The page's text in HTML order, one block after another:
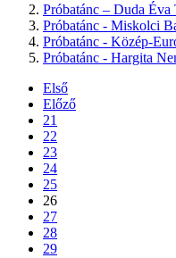
Próbatánc – Duda Éva
Próbatánc - Miskolci
Próbatánc - Közép-
Próbatánc - Hargita
Első
Előző
21
22
23
24
25
26
27
28
29